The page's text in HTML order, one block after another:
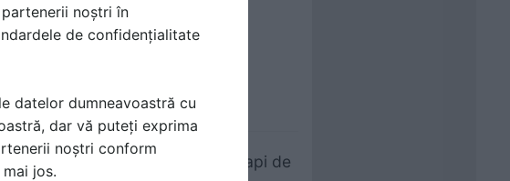
montezi corect + sfaturi utile!
Iti aratam pas cu pas cum scapi de
noștri în
de confidențialitate
datelor dumneavoastră cu
dar vă puteți exprima
noștri conform
jos.